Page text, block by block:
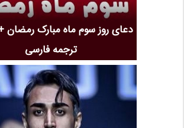
دعای روز سوم ماه مبارک رمضان
ترجمه فارسی